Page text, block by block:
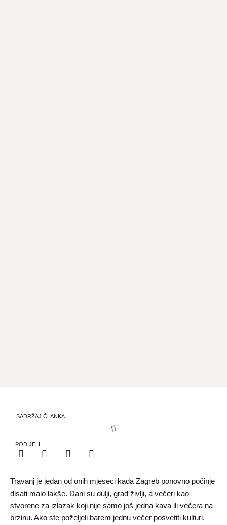
SADRŽAJ ČLANKA
PODIJELI
Travanj je jedan od onih mjeseci kada Zagreb ponovno počinje
disati malo lakše. Dani su dulji, grad življi, a večeri kao
stvorene za izlazak koji nije samo još jedna kava ili večera na
brzinu. Ako ste poželjeli barem jednu večer posvetiti kulturi,